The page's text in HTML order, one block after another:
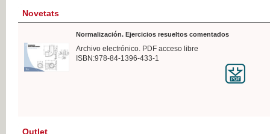
Novetats
Normalización. Ejercicios resueltos comentados
Archivo electrónico. PDF acceso libre
ISBN:978-84-1396-433-1
Outlet